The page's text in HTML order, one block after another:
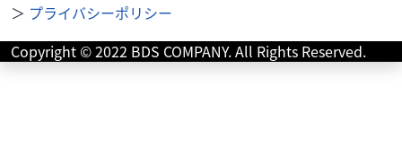
＞ プライバシーポリシー
Copyright © 2022 BDS COMPANY. All Rights Reserved.